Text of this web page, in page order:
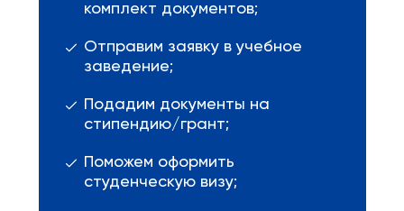
комплект документов;
Отправим заявку в учебное
заведение;
Подадим документы на
стипендию/грант;
Поможем оформить
студенческую визу;